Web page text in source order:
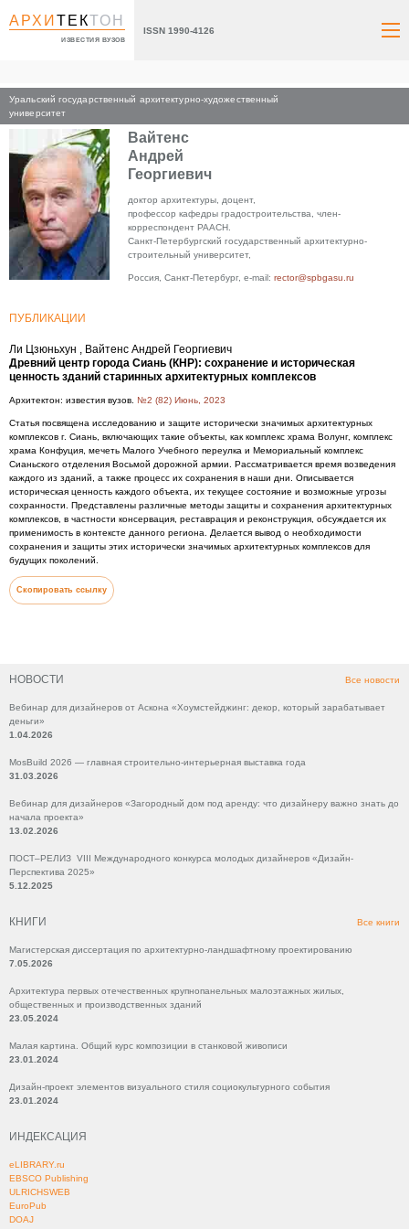
АРХИТЕКТОН
ИЗВЕСТИЯ ВУЗОВ
ISSN 1990-4126
Уральский государственный архитектурно-художественный
университет
НОВОСТИ Все новости
Вебинар для дизайнеров от Аскона «Хоумстейджинг: декор, который зарабатывает
деньги»
1.04.2026
MosBuild 2026 — главная строительно-интерьерная выставка года
31.03.2026
Вебинар для дизайнеров «Загородный дом под аренду: что дизайнеру важно знать до
начала проекта»
13.02.2026
ПОСТ–РЕЛИЗ VIII Международного конкурса молодых дизайнеров «Дизайн-
Перспектива 2025»
5.12.2025
КНИГИ Все книги
Магистерская диссертация по архитектурно-ландшафтному проектированию
7.05.2026
Архитектура первых отечественных крупнопанельных малоэтажных жилых,
общественных и производственных зданий
23.05.2024
Малая картина. Общий курс композиции в станковой живописи
23.01.2024
Дизайн-проект элементов визуального стиля социокультурного события
23.01.2024
ИНДЕКСАЦИЯ
eLIBRARY.ru
EBSCO Publishing
ULRICHSWEB
EuroPub
DOAJ
Главная
Вайтенс
Андрей
Георгиевич
доктор архитектуры, доцент,
профессор кафедры градостроительства, член-
корреспондент РААСН.
Санкт-Петербургский государственный архитектурно-
строительный университет,
Россия, Санкт-Петербург, e-mail: rector@spbgasu.ru
ПУБЛИКАЦИИ
Ли Цзюньхун , Вайтенс Андрей Георгиевич
Древний центр города Сиань (КНР): сохранение и историческая
ценность зданий старинных архитектурных комплексов
Архитектон: известия вузов. №2 (82) Июнь, 2023
Статья посвящена исследованию и защите исторически значимых архитектурных
комплексов г. Сиань, включающих такие объекты, как комплекс храма Волунг, комплекс
храма Конфуция, мечеть Малого Учебного переулка и Мемориальный комплекс
Сианьского отделения Восьмой дорожной армии. Рассматривается время возведения
каждого из зданий, а также процесс их сохранения в наши дни. Описывается
историческая ценность каждого объекта, их текущее состояние и возможные угрозы
сохранности. Представлены различные методы защиты и сохранения архитектурных
комплексов, в частности консервация, реставрация и реконструкция, обсуждается их
применимость в контексте данного региона. Делается вывод о необходимости
сохранения и защиты этих исторически значимых архитектурных комплексов для
будущих поколений.
Скопировать ссылку